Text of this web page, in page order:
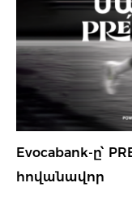
Evocabank-ը՝
հովանավոր